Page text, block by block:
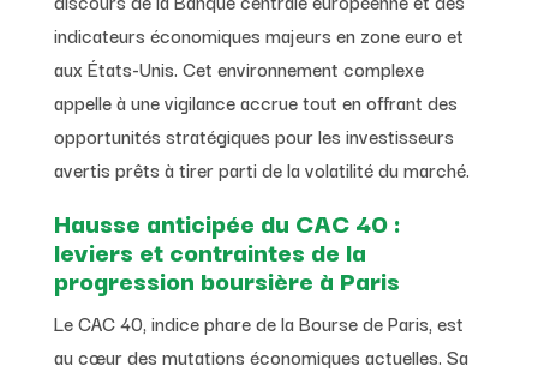
indicateurs économiques majeurs en zone euro et
aux États-Unis. Cet environnement complexe
appelle à une vigilance accrue tout en offrant des
opportunités stratégiques pour les investisseurs
avertis prêts à tirer parti de la volatilité du marché.
Hausse anticipée du CAC 40 :
leviers et contraintes de la
progression boursière à Paris
Le CAC 40, indice phare de la Bourse de Paris, est
au cœur des mutations économiques actuelles. Sa